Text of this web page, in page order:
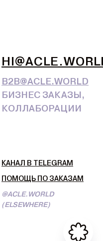
B2B@ACLE.WORLD
БИЗНЕС ЗАКАЗЫ,
КОЛЛАБОРАЦИИ
КАНАЛ В TELEGRAM
ПОМОЩЬ ПО ЗАКАЗАМ
@ACLE.WORLD
(ELSEWHERE)